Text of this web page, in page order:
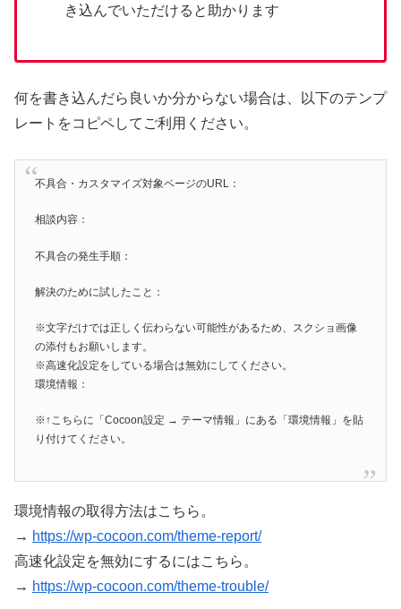
き込んでいただけると助かります
何を書き込んだら良いか分からない場合は、以下のテンプ
レートをコピペしてご利用ください。
不具合・カスタマイズ対象ページのURL：
相談内容：
不具合の発生手順：
解決のために試したこと：
※文字だけでは正しく伝わらない可能性があるため、スクショ画像
の添付もお願いします。
※高速化設定をしている場合は無効にしてください。
環境情報：
※↑こちらに「Cocoon設定 → テーマ情報」にある「環境情報」を貼
り付けてください。
環境情報の取得方法はこちら。
→ https://wp-cocoon.com/theme-report/
高速化設定を無効にするにはこちら。
→ https://wp-cocoon.com/theme-trouble/